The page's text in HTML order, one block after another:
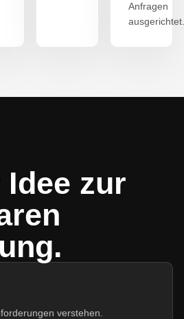
Anfragen
ausgerichtet.
Idee zur
verstehen.